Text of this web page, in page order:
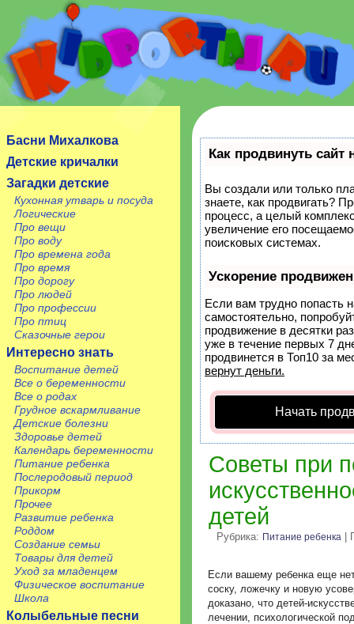
Сайт посвящен детям, их родителям, учителям и
Басни Михалкова
Детские кричалки
Загадки детские
Кухонная утварь и посуда
Логические
Про вещи
Про воду
Про времена года
Про время
Про дорогу
Про людей
Про профессии
Про птиц
Сказочные герои
Интересно знать
Воспитание детей
Все о беременности
Все о родах
Грудное вскармливание
Детские болезни
Здоровье детей
Календарь беременности
Питание ребенка
Послеродовый период
Прикорм
Прочее
Развитие ребенка
Роддом
Создание семьи
Товары для детей
Уход за младенцем
Физическое воспитание
Школа
Колыбельные песни
Как продвинуть сайт
Вы создали или только
знаете, как продвигать?
процесс, а целый
увеличение его
поисковых системах.
Ускорение
Если вам трудно попасть
самостоятельно,
продвижение в десятки
уже в течение первых 7
продвинется в Топ10 за
вернут деньги.
Начать
Советы при
детей
Рубрика: Питание ребенка |
Если вашему ребенка еще
соску, ложечку и новую
доказано, что детей-
лечении, психологической